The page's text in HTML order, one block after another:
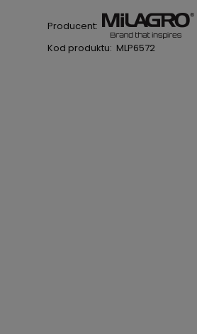
Producent:
Kod produktu: MLP6572